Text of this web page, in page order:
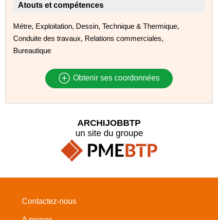
Atouts et compétences
Métre, Exploitation, Dessin, Technique & Thermique,
Conduite des travaux, Relations commerciales,
Bureautique
Obtenir ses coordonnées
ARCHIJOBBTP
un site du groupe
Contactez-nous